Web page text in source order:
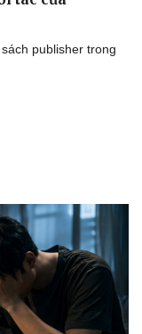
publisher trong